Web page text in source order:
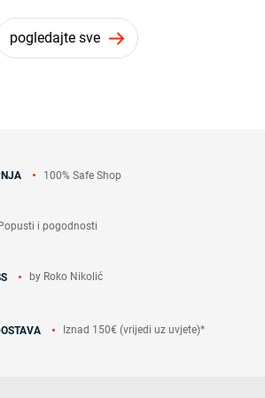
pogledajte sve
100% Safe Shop
i pogodnosti
by Roko Nikolić
Iznad 150€ (vrijedi uz uvjete)*